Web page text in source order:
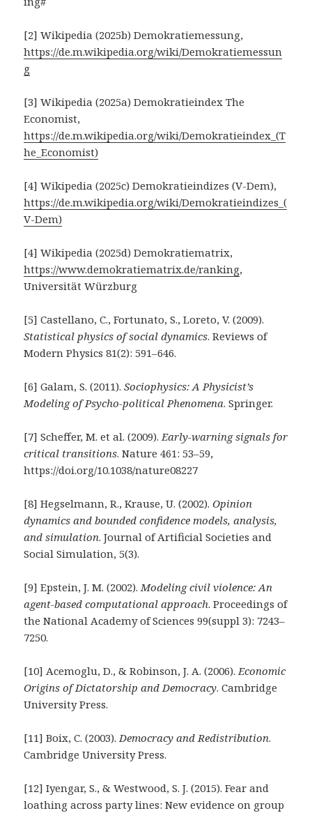
[2] Wikipedia (2025b) Demokratiemessung,
https://de.m.wikipedia.org/wiki/Demokratiemessun
g
[3] Wikipedia (2025a) Demokratieindex The
Economist,
https://de.m.wikipedia.org/wiki/Demokratieindex_(T
he_Economist)
[4] Wikipedia (2025c) Demokratieindizes (V-Dem),
https://de.m.wikipedia.org/wiki/Demokratieindizes_(
V-Dem)
[4] Wikipedia (2025d) Demokratiematrix,
https://www.demokratiematrix.de/ranking,
Universität Würzburg
[5] Castellano, C., Fortunato, S., Loreto, V. (2009).
Statistical physics of social dynamics. Reviews of
Modern Physics 81(2): 591–646.
[6] Galam, S. (2011).Sociophysics: A Physicist’s
Modeling of Psycho-political Phenomena. Springer.
[7] Scheffer, M. et al. (2009).Early-warning signals for
critical transitions. Nature 461: 53–59,
https://doi.org/10.1038/nature08227
[8] Hegselmann, R., Krause, U. (2002).Opinion
dynamics and bounded confidence models, analysis,
and simulation. Journal of Artificial Societies and
Social Simulation, 5(3).
[9] Epstein, J. M. (2002).Modeling civil violence: An
agent-based computational approach. Proceedings of
the National Academy of Sciences 99(suppl 3): 7243–
7250.
[10] Acemoglu, D., & Robinson, J. A. (2006).Economic
Origins of Dictatorship and Democracy. Cambridge
University Press.
[11] Boix, C. (2003).Democracy and Redistribution.
Cambridge University Press.
[12] Iyengar, S., & Westwood, S. J. (2015). Fear and
loathing across party lines: New evidence on group